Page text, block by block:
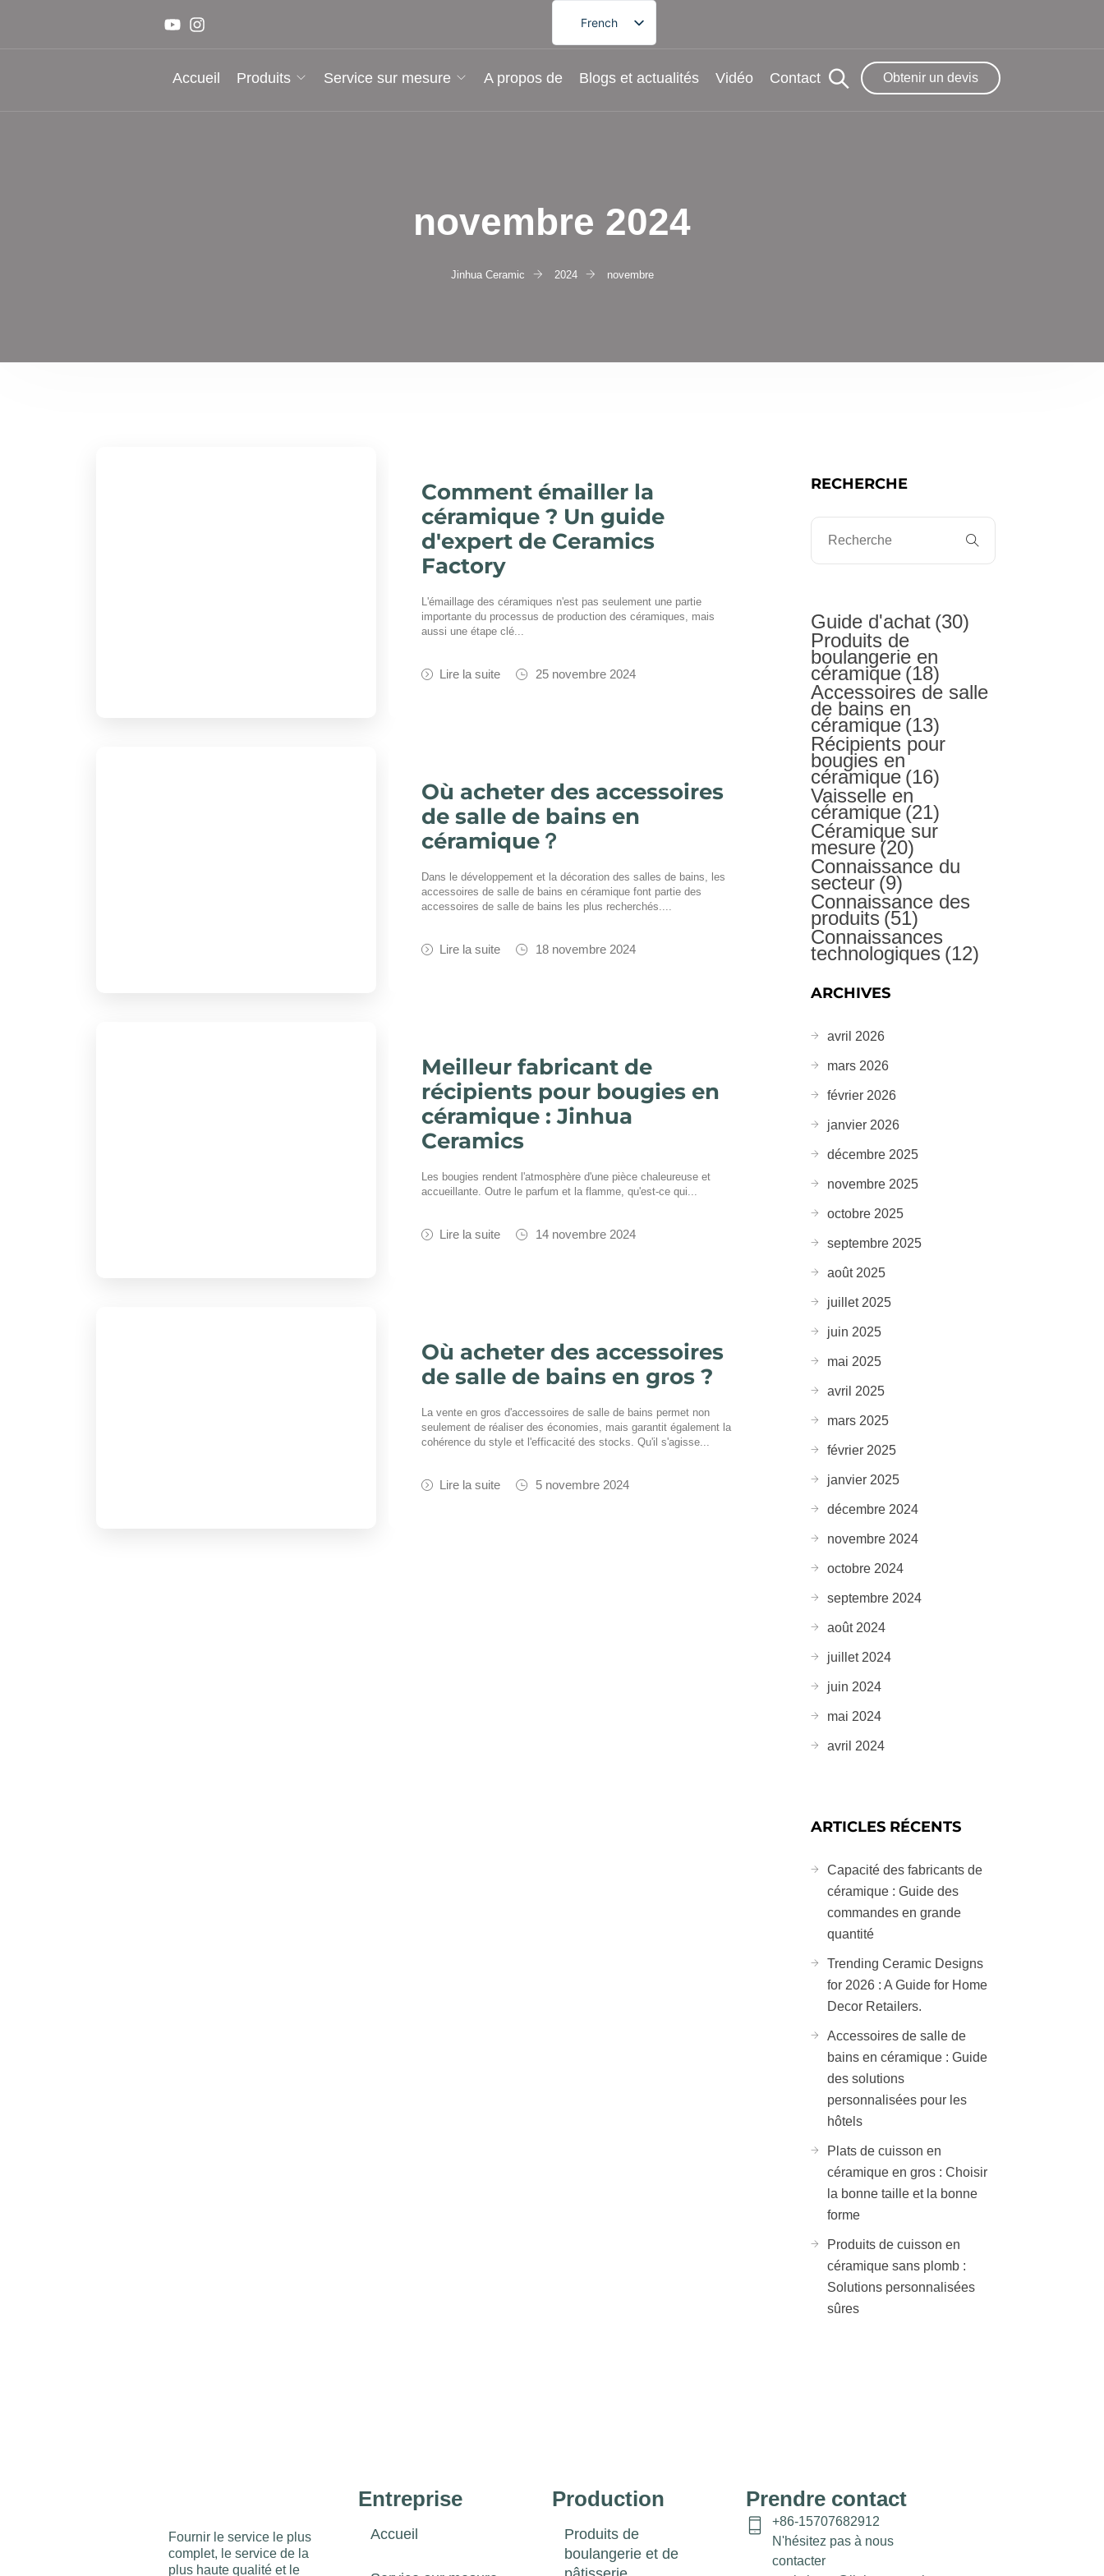
French
English
German
Korean
Accueil Produits Service sur mesure A propos de Blogs et actualités Vidéo Contact Obtenir un devis
novembre 2024
Jinhua Ceramic 2024 novembre
Comment émailler la
céramique ? Un guide
d'expert de Ceramics
Factory
L'émaillage des céramiques n'est pas seulement une partie
importante du processus de production des céramiques, mais
aussi une étape clé...
Lire la suite 25 novembre 2024
Où acheter des accessoires
de salle de bains en
céramique？
Dans le développement et la décoration des salles de bains, les
accessoires de salle de bains en céramique font partie des
accessoires de salle de bains les plus recherchés....
Lire la suite 18 novembre 2024
Meilleur fabricant de
récipients pour bougies en
céramique : Jinhua
Ceramics
Les bougies rendent l'atmosphère d'une pièce chaleureuse et
accueillante. Outre le parfum et la flamme, qu'est-ce qui...
Lire la suite 14 novembre 2024
Où acheter des accessoires
de salle de bains en gros ?
La vente en gros d'accessoires de salle de bains permet non
seulement de réaliser des économies, mais garantit également la
cohérence du style et l'efficacité des stocks. Qu'il s'agisse...
Lire la suite 5 novembre 2024
RECHERCHE
Guide d'achat (30)
Produits de
boulangerie en
céramique (18)
Accessoires de salle
de bains en
céramique (13)
Récipients pour
bougies en
céramique (16)
Vaisselle en
céramique (21)
Céramique sur
mesure (20)
Connaissance du
secteur (9)
Connaissance des
produits (51)
Connaissances
technologiques (12)
ARCHIVES
avril 2026
mars 2026
février 2026
janvier 2026
décembre 2025
novembre 2025
octobre 2025
septembre 2025
août 2025
juillet 2025
juin 2025
mai 2025
avril 2025
mars 2025
février 2025
janvier 2025
décembre 2024
novembre 2024
octobre 2024
septembre 2024
août 2024
juillet 2024
juin 2024
mai 2024
avril 2024
ARTICLES RÉCENTS
Capacité des fabricants de
céramique : Guide des
commandes en grande
quantité
Trending Ceramic Designs
for 2026 : A Guide for Home
Decor Retailers.
Accessoires de salle de
bains en céramique : Guide
des solutions
personnalisées pour les
hôtels
Plats de cuisson en
céramique en gros : Choisir
la bonne taille et la bonne
forme
Produits de cuisson en
céramique sans plomb :
Solutions personnalisées
sûres
Fournir le service le plus
complet, le service de la
plus haute qualité et le
Entreprise
Accueil
Production
Produits de
boulangerie et de
Prendre contact
+86-15707682912
N'hésitez pas à nous
contacter